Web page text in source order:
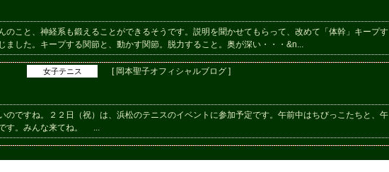
のこと、神経系も鍛えることができるそうです。説明を聞かせてもらって、改めて「体幹」キープす
ました。キープする関節と、動かす関節。脱力すること。奥が深い・・・&n...
女子テニス [ 岡本聖子オフィシャルブログ ]
のですね。２２日（祝）は、浜松のテニスのイベントに参加予定です。午前中はちびっこたちと、午
す。みんな来てね。 ...